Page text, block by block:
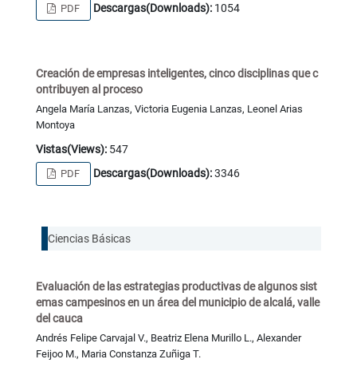
PDF Descargas(Downloads): 1054
Creación de empresas inteligentes, cinco disciplinas que c
ontribuyen al proceso
Angela María Lanzas, Victoria Eugenia Lanzas, Leonel Arias
Montoya
Vistas(Views):547
PDF Descargas(Downloads):3346
Ciencias Básicas
Evaluación de las estrategias productivas de algunos sist
emas campesinos en un área del municipio de alcalá, valle
del cauca
Andrés Felipe Carvajal V., Beatriz Elena Murillo L., Alexander
Feijoo M., Maria Constanza Zuñiga T.